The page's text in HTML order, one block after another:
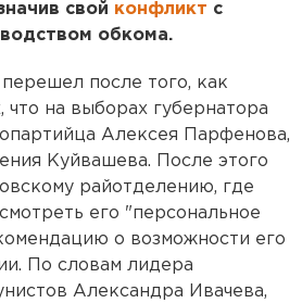
свой конфликт с
обкома.
после того, как
на выборах губернатора
Алексея Парфенова,
Куйвашева. После этого
райотделению, где
его "персональное
о возможности его
По словам лидера
Александра Ивачева,